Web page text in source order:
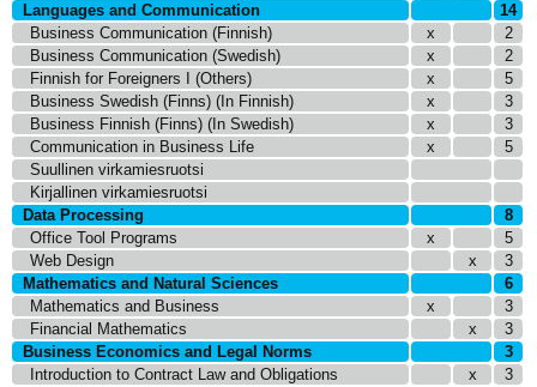
Languages and Communication
14
Business Communication (Finnish)
x
2
Business Communication (Swedish)
x
2
Finnish for Foreigners I (Others)
x
5
Business Swedish (Finns) (In Finnish)
x
3
Business Finnish (Finns) (In Swedish)
x
3
Communication in Business Life
x
5
Suullinen virkamiesruotsi
Kirjallinen virkamiesruotsi
Data Processing
8
Office Tool Programs
x
5
Web Design
x
3
Mathematics and Natural Sciences
6
Mathematics and Business
x
3
Financial Mathematics
x
3
Business Economics and Legal Norms
3
Introduction to Contract Law and Obligations
x 3